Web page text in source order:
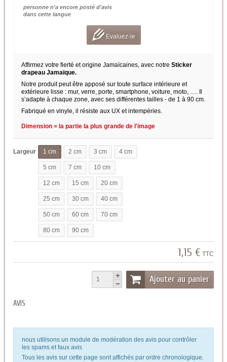
personne n'a encore posté d'avis
dans cette langue
Evaluez-le
Affirmez votre fierté et origine Jamaïcaines, avec notre Sticker
drapeau Jamaïque.
Notre produit peut être apposé sur toute surface intérieure et
extérieure lisse : mur, verre, porte, smartphone, voiture, moto, …. Il
s’adapte à chaque zone, avec ses différentes tailles - de 1 à 90 cm.
Fabriqué en vinyle, il résiste aux UX et intempéries.
Dimension = la partie la plus grande de l'image
Largeur 1 cm 2 cm 3 cm 4 cm
5 cm 7 cm 10 cm
12 cm 15 cm 20 cm
25 cm 30 cm 40 cm
50 cm 60 cm 70 cm
80 cm 90 cm
1,15 € TTC
Ajouter au panier
AVIS
nous utilisons un module de modération des avis pour contrôler
les spams et faux avis
Tous les avis sur cette page sont affichés par ordre chronologique.